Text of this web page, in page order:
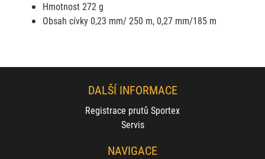
Hmotnost 272 g
Obsah cívky 0,23 mm/ 250 m, 0,27 mm/185 m
DALŠÍ INFORMACE
Registrace prutů Sportex
Servis
NAVIGACE